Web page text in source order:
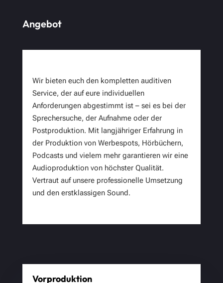
Angebot
Wir bieten euch den kompletten auditiven
Service, der auf eure individuellen
Anforderungen abgestimmt ist – sei es bei der
Sprechersuche, der Aufnahme oder der
Postproduktion. Mit langjähriger Erfahrung in
der Produktion von Werbespots, Hörbüchern,
Podcasts und vielem mehr garantieren wir eine
Audioproduktion von höchster Qualität.
Vertraut auf unsere professionelle Umsetzung
und den erstklassigen Sound.
Vorproduktion